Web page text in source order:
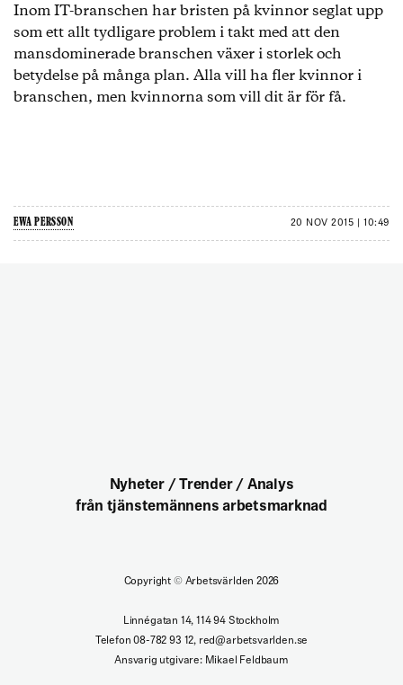
Inom IT-branschen har bristen på kvinnor seglat upp
som ett allt tydligare problem i takt med att den
mansdominerade branschen växer i storlek och
betydelse på många plan. Alla vill ha fler kvinnor i
branschen, men kvinnorna som vill dit är för få.
EWA PERSSON 20 NOV 2015 | 10:49
Nyheter / Trender / Analys
från tjänstemännens arbetsmarknad
Copyright ©Arbetsvärlden 2026
Linnégatan 14, 114 94 Stockholm
Telefon 08-782 93 12, red@arbetsvarlden.se
Ansvarig utgivare: Mikael Feldbaum